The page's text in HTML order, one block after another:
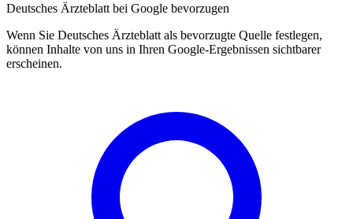
Deutsches Ärzteblatt bei Google bevorzugen
Wenn Sie Deutsches Ärzteblatt als bevorzugte Quelle festlegen,
können Inhalte von uns in Ihren Google-Ergebnissen sichtbarer
erscheinen.